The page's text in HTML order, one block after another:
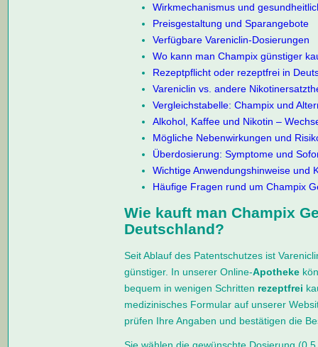
Wirkmechanismus und
Preisgestaltung und Sparangebote
Verfügbare Vareniclin-Dosierungen
Wo kann man Champix günstiger
Rezeptpflicht oder rezeptfrei in
Vareniclin vs. andere
Vergleichstabelle: Champix und
Alkohol, Kaffee und Nikotin –
Mögliche Nebenwirkungen und
Überdosierung: Symptome und
Wichtige Anwendungshinweise und
Häufige Fragen rund um Champix
Wie kauft man Champix
Deutschland?
Seit Ablauf des Patentschutzes ist
günstiger. In unserer Online-Apotheke
bequem in wenigen Schritten rezeptfrei
medizinisches Formular auf unserer
prüfen Ihre Angaben und bestätigen die